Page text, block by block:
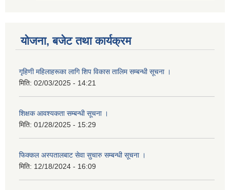
योजना, बजेट तथा कार्यक्रम
गृहिणी महिलाहरूका लागि शिप विकास तालिम सम्बन्धी सूचना ‌।
मिति: 02/03/2025 - 14:21
शिक्षक आवश्यकता सम्बन्धी सूचना ।
मिति: 01/28/2025 - 15:29
फिक्कल अस्पतालबाट सेवा सुचारु सम्बन्धी सूचना ।
मिति: 12/18/2024 - 16:09